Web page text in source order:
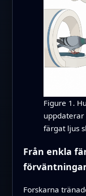
Figure 1.
färgat ljus
Från enkla
Forskarna